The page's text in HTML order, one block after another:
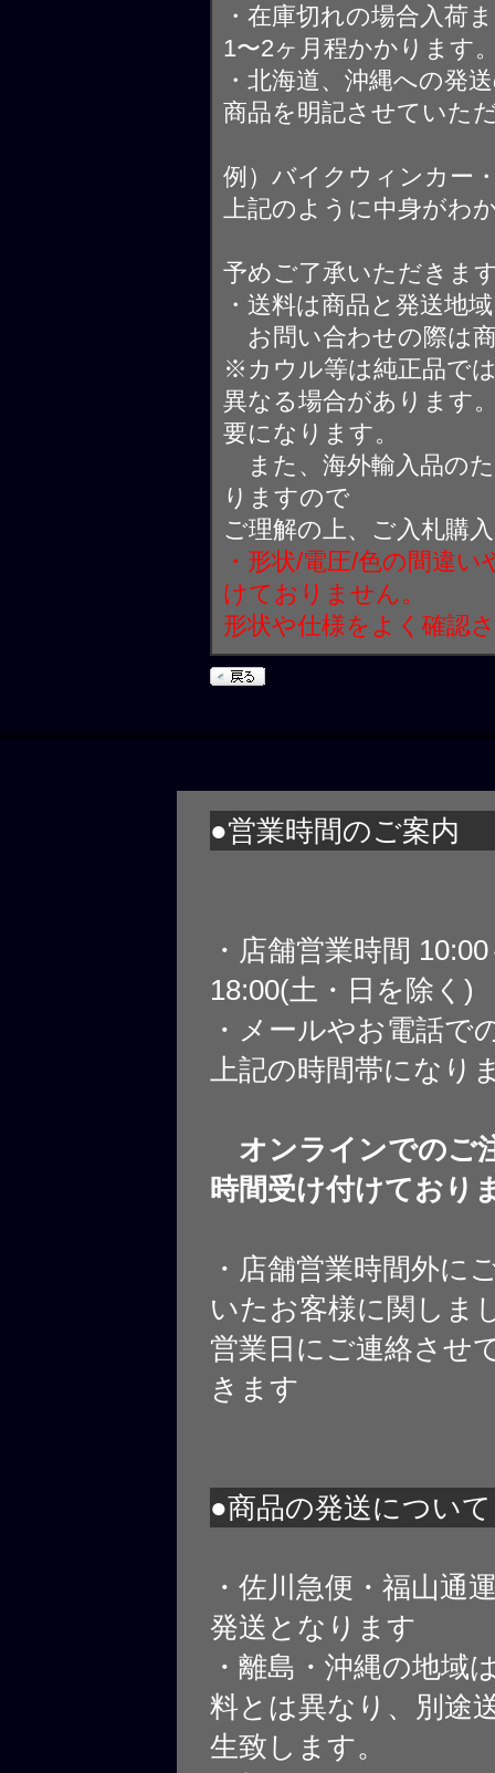
・在庫切れの場合入荷
1〜2ヶ月程かかります
・北海道、沖縄への発
商品を明記させていた
例）バイクウィンカー
上記のように中身がわ
予めご了承いただきま
・送料は商品と発送地
お問い合わせの際は
※カウル等は純正品で
異なる場合があります
要になります。
また、海外輸入品の
りますので
ご理解の上、ご入札購
・形状/電圧/色の間違
けておりません。
形状や仕様をよく確認
●営業時間のご案内
・店舗営業時間
18:00(土・日を除く)
・メールやお電話で
上記の時間帯になり
オンラインでのご
時間受け付けており
・店舗営業時間外に
いたお客様に関しま
営業日にご連絡させ
きます
●商品の発送について
・佐川急便・福山通
発送となります
・離島・沖縄の地域
料とは異なり、別途
生致します。